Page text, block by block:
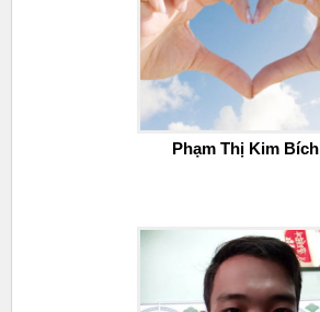
Phạm Thị Kim Bích